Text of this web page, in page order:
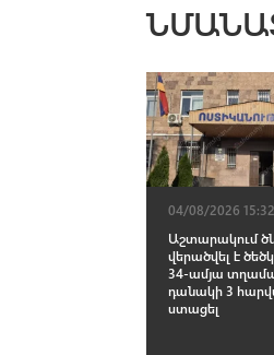
04/08/2026 15:32
Աշտարակում
վերածվել է
34-ամյա
դանակի 3
ստացել